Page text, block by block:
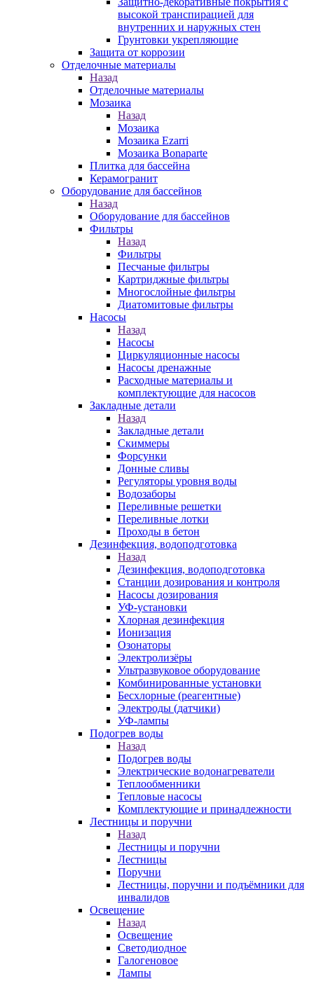
высокой транспирацией для
внутренних и наружных стен
Грунтовки укрепляющие
Защита от коррозии
Отделочные материалы
Назад
Отделочные материалы
Мозаика
Назад
Мозаика
Мозаика Ezarri
Мозаика Bonaparte
Плитка для бассейна
Керамогранит
Оборудование для бассейнов
Назад
Оборудование для бассейнов
Фильтры
Назад
Фильтры
Песчаные фильтры
Картриджные фильтры
Многослойные фильтры
Диатомитовые фильтры
Насосы
Назад
Насосы
Циркуляционные насосы
Насосы дренажные
Расходные материалы и
комплектующие для насосов
Закладные детали
Назад
Закладные детали
Скиммеры
Форсунки
Донные сливы
Регуляторы уровня воды
Водозаборы
Переливные решетки
Переливные лотки
Проходы в бетон
Дезинфекция, водоподготовка
Назад
Дезинфекция, водоподготовка
Станции дозирования и контроля
Насосы дозирования
УФ-установки
Хлорная дезинфекция
Ионизация
Озонаторы
Электролизёры
Ультразвуковое оборудование
Комбинированные установки
Бесхлорные (реагентные)
Электроды (датчики)
УФ-лампы
Подогрев воды
Назад
Подогрев воды
Электрические водонагреватели
Теплообменники
Тепловые насосы
Комплектующие и принадлежности
Лестницы и поручни
Назад
Лестницы и поручни
Лестницы
Поручни
Лестницы, поручни и подъёмники для
инвалидов
Освещение
Назад
Освещение
Светодиодное
Галогеновое
Лампы